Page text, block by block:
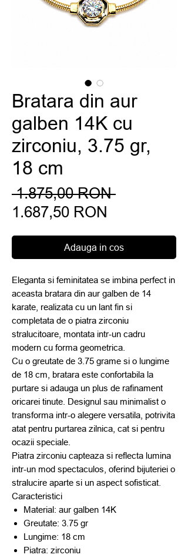
Bratara din aur
galben 14K cu
zirconiu, 3.75 gr,
18 cm
1.875,00 RON Preț
1.687,50 RON
Adauga in cos
Eleganta si feminitatea se imbina perfect in
aceasta bratara din aur galben de 14
karate, realizata cu un lant fin si
completata de o piatra zirconiu
stralucitoare, montata intr-un cadru
modern cu forma geometrica.
Cu o greutate de 3.75 grame si o lungime
de 18 cm, bratara este confortabila la
purtare si adauga un plus de rafinament
oricarei tinute. Designul sau minimalist o
transforma intr-o alegere versatila, potrivita
atat pentru purtarea zilnica, cat si pentru
ocazii speciale.
Piatra zirconiu capteaza si reflecta lumina
intr-un mod spectaculos, oferind bijuteriei o
stralucire aparte si un aspect sofisticat.
Caracteristici
Material: aur galben 14K
Greutate: 3.75 gr
Lungime: 18 cm
Piatra: zirconiu